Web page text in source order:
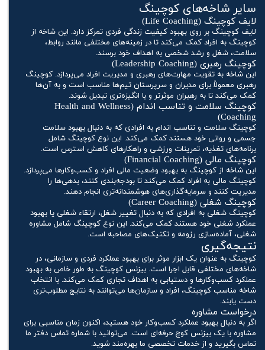
سایر شاخه‌های کوچینگ
لایف کوچینگ (Life Coaching)
لایف کوچینگ بر روی بهبود کیفیت زندگی فردی تمرکز دارد. این شاخه از
کوچینگ به افراد کمک می‌کند تا در زمینه‌های مختلفی مانند روابط،
سلامت، شغل و رشد شخصی به اهداف خود برسند.
کوچینگ رهبری (Leadership Coaching)
این شاخه به تقویت مهارت‌های رهبری و مدیریت افراد می‌پردازد. کوچینگ
رهبری معمولاً برای مدیران و سرپرستان تیم‌ها مناسب است و به آن‌ها
کمک می‌کند تا به رهبران موثرتر و با انگیزه‌تری تبدیل شوند.
کوچینگ سلامت و تناسب اندام (Health and Wellness
Coaching)
کوچینگ سلامت و تناسب اندام به افرادی که به دنبال بهبود سلامت
جسمی و روانی خود هستند کمک می‌کند. این نوع کوچینگ شامل
برنامه‌های تغذیه، تمرینات ورزشی و راهکارهای کاهش استرس است.
کوچینگ مالی (Financial Coaching)
این شاخه از کوچینگ به بهبود وضعیت مالی افراد و کسب‌وکارها می‌پردازد.
کوچینگ مالی به افراد کمک می‌کند تا بودجه‌بندی کنند، بدهی‌ها را
مدیریت کنند و سرمایه‌گذاری‌های هوشمندانه‌تری انجام دهند.
کوچینگ شغلی (Career Coaching)
کوچینگ شغلی به افرادی که به دنبال تغییر شغل، ارتقاء شغلی یا بهبود
عملکرد شغلی خود هستند کمک می‌کند. این نوع کوچینگ شامل مشاوره
شغلی، آماده‌سازی رزومه و تکنیک‌های مصاحبه است.
نتیجه‌گیری
کوچینگ به عنوان یک ابزار موثر برای بهبود عملکرد فردی و سازمانی، در
شاخه‌های مختلفی قابل اجرا است. بیزنس کوچینگ به طور خاص به بهبود
عملکرد کسب‌وکارها و دستیابی به اهداف تجاری کمک می‌کند. با انتخاب
شاخه مناسب کوچینگ، افراد و سازمان‌ها می‌توانند به نتایج مطلوب‌تری
دست یابند.
درخواست مشاوره
اگر به دنبال بهبود عملکرد کسب‌وکار خود هستید، اکنون زمان مناسبی برای
مشاوره با یک بیزنس کوچ حرفه‌ای است. می‌توانید با شماره تماس دفتر ما
تماس بگیرید و از خدمات تخصصی ما بهره‌مند شوید.